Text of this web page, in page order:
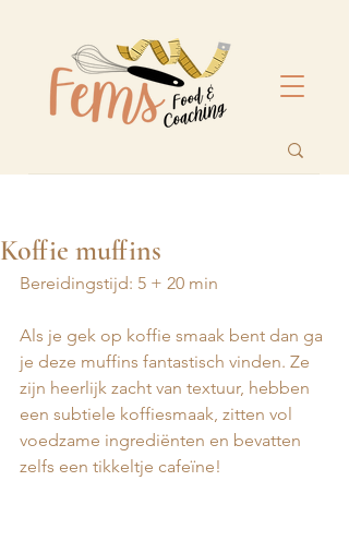
Koffie muffins
Bereidingstijd: 5 + 20 min
Als je gek op koffie smaak bent dan ga
je deze muffins fantastisch vinden. Ze
zijn heerlijk zacht van textuur, hebben
een subtiele koffiesmaak, zitten vol
voedzame ingrediënten en bevatten
zelfs een tikkeltje cafeïne!